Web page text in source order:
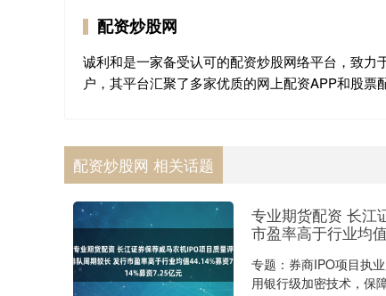
配资炒股网
诚利和是一家备受认可的配资炒股网络平台，致
户，其平台汇聚了多家优质的网上配资APP和股票
配资炒股网 相关话题
专业期货配资 长江
市盈率高于行业均
专题：券商IPO项目执
用银行级加密技术，保